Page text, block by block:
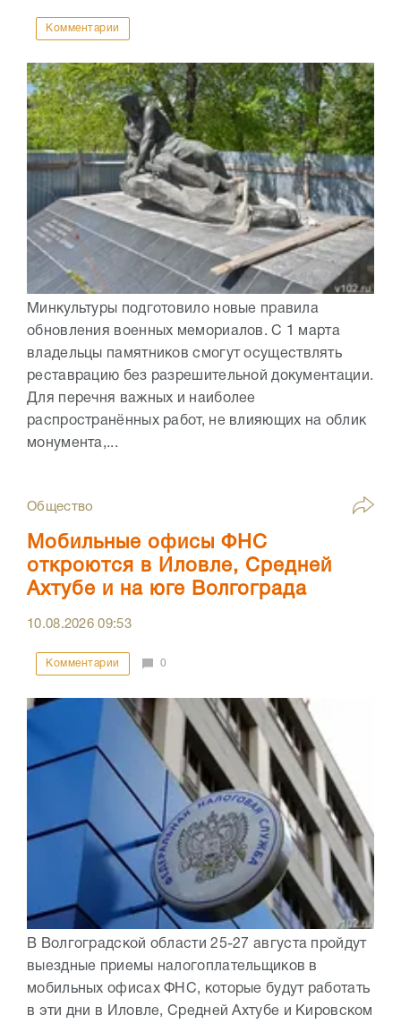
Комментарии
Минкультуры подготовило новые правила
обновления военных мемориалов. С 1 марта
владельцы памятников смогут осуществлять
реставрацию без разрешительной документации.
Для перечня важных и наиболее
распространённых работ, не влияющих на облик
монумента,...
Общество
Мобильные офисы ФНС
откроются в Иловле, Средней
Ахтубе и на юге Волгограда
10.08.202609:53
Комментарии 0
В Волгоградской области 25-27 августа пройдут
выездные приемы налогоплательщиков в
мобильных офисах ФНС, которые будут работать
в эти дни в Иловле, Средней Ахтубе и Кировском